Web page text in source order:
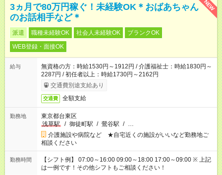
NEW
3ヵ月で80万円稼ぐ！未経験OK＊おばあちゃん
のお話相手など＊
派遣 職種未経験OK 社会人未経験OK
ブランクOK
WEB登録・面接OK
給与
無資格の方：時給1530円～1912円 / 介護福祉士：時給1830円～
2287円 / 初任者以上：時給1730円～2162円
交通費別途支給あり
交通費 全額支給
勤務地
東京都台東区
浅草駅
/ 御徒町駅 / 鶯谷駅 / …
介護施設や病院など ★自宅近くの施設がいいなど勤務地ご
相談ください
勤務時間
【シフト例】 07:00～16:00 09:00～18:00 17:00～09:00 ※ 上記
は一例です！その他シフトもご相談ください！